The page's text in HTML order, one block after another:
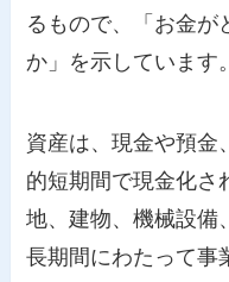
るもので、「お金が
か」を示しています。
資産は、現金や預金
的短期間で現金化さ
地、建物、機械設備
長期間にわたって事